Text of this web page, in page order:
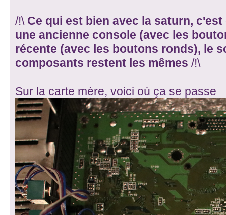
/!\ Ce qui est bien avec la saturn,
une ancienne console (avec les
récente (avec les boutons ronds), le
composants restent les mêmes /!\
Sur la carte mère, voici où ça se passe